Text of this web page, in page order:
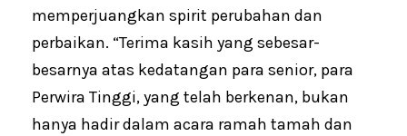
memperjuangkan spirit perubahan dan
perbaikan. “Terima kasih yang sebesar-
besarnya atas kedatangan para senior, para
Perwira Tinggi, yang telah berkenan, bukan
hanya hadir dalam acara ramah tamah dan